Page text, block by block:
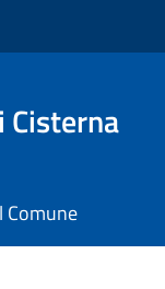
Cisterna
Comune